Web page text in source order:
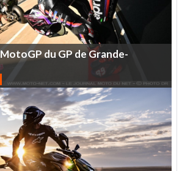
MotoGP duGPdeGrande-